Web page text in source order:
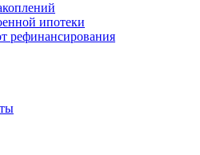
ипотеки
рефинансирования